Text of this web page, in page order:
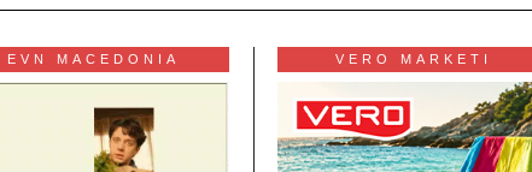
EVN MACEDONIA VERO MARKETI